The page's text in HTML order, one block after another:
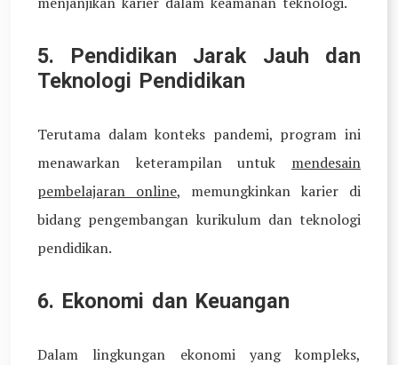
5. Pendidikan Jarak Jauh dan
Teknologi Pendidikan
Terutama dalam konteks pandemi, program ini
menawarkan keterampilan untuk mendesain
pembelajaran online, memungkinkan karier di
bidang pengembangan kurikulum dan teknologi
pendidikan.
6. Ekonomi dan Keuangan
Dalam lingkungan ekonomi yang kompleks,